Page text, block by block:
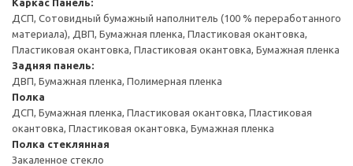
ДСП, Сотовидный бумажный наполнитель (100 % переработанного
материала), ДВП, Бумажная пленка, Пластиковая окантовка,
Пластиковая окантовка, Пластиковая окантовка, Бумажная пленка
Задняя панель:
ДВП, Бумажная пленка, Полимерная пленка
Полка
ДСП, Бумажная пленка, Пластиковая окантовка, Пластиковая
окантовка, Пластиковая окантовка, Бумажная пленка
Полка стеклянная
Закаленное стекло